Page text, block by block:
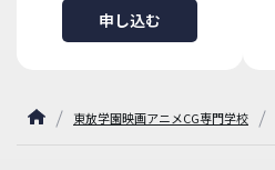
申し込む
東放学園映画アニメCG専門学校